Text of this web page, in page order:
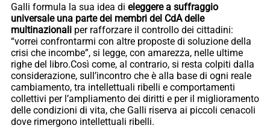
Galli formula la sua idea di eleggere a suffraggio
universale una parte dei membri del CdA delle
multinazionali per rafforzare il controllo dei cittadini:
“vorrei confrontarmi con altre proposte di soluzione della
crisi che incombe”, si legge, con amarezza, nelle ultime
righe del libro.Così come, al contrario, si resta colpiti dalla
considerazione, sull’incontro che è alla base di ogni reale
cambiamento, tra intellettuali ribelli e comportamenti
collettivi per l’ampliamento dei diritti e per il miglioramento
delle condizioni di vita, che Galli riserva ai piccoli cenacoli
dove rimergono intellettuali ribelli.